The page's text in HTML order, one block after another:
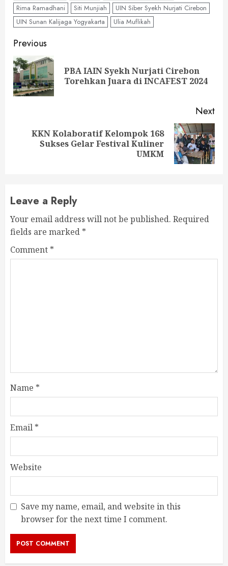
Rima Ramadhani
Siti Munjiah
UIN Siber Syekh Nurjati Cirebon
UIN Sunan Kalijaga Yogyakarta
Ulia Muflikah
Continue
Reading
Previous
PBA IAIN Syekh Nurjati Cirebon
Torehkan Juara di INCAFEST 2024
Next
Next
KKN Kolaboratif Kelompok 168
Sukses Gelar Festival Kuliner
UMKM
Leave a Reply
Your email address will not be published. Required
fields are marked *
Comment *
Name *
Email *
Website
Save my name, email, and website in this
browser for the next time I comment.